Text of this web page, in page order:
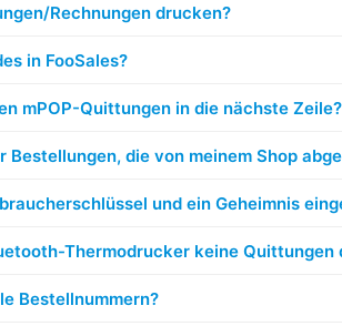
Rechnungen drucken?
in FooSales?
mPOP-Quittungen in die nächste Zeile?
Bestellungen, die von meinem Shop
und ein Geheimnis
Thermodrucker keine Quittungen
Bestellnummern?